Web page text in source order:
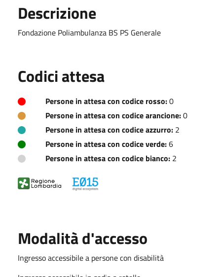
Descrizione
Fondazione Poliambulanza BS PS Generale
Codici attesa
Persone in attesa con codice rosso:0
Persone in attesa con codice arancione:0
Persone in attesa con codice azzurro: 2
Persone in attesa con codice verde:6
Persone in attesa con codice bianco: 2
Modalità d'accesso
Ingresso accessibile a persone con disabilità